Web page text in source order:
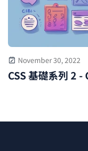
November 30, 2022
CSS 基礎系列 2 -